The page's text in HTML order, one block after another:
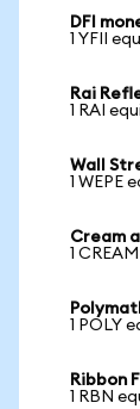
DFI
1 YFII
Rai
1 RAI
Wall
1 WEPE
Cream
1
1 POLY
Ribbon
1 RBN